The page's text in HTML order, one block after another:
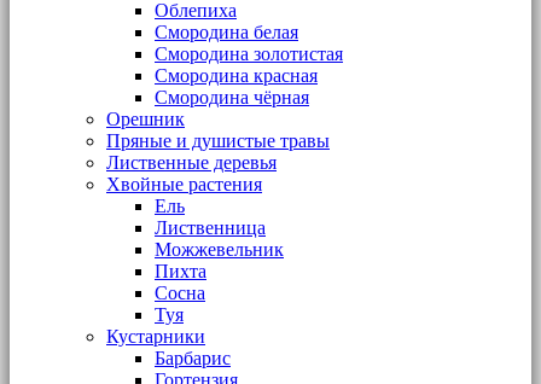
Облепиха
Смородина белая
Смородина золотистая
Смородина красная
Смородина чёрная
Орешник
Пряные и душистые травы
Лиственные деревья
Хвойные растения
Ель
Лиственница
Можжевельник
Пихта
Сосна
Туя
Кустарники
Барбарис
Гортензия